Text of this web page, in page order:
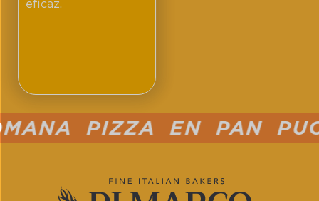
eficaz.
PIZZA EN PAN